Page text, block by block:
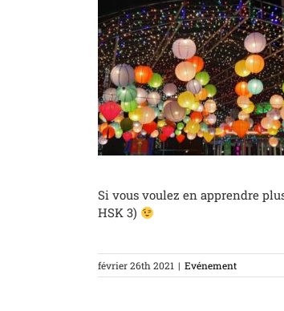
Si vous voulez en apprendre
HSK 3)
février 26th 2021 | Evénement